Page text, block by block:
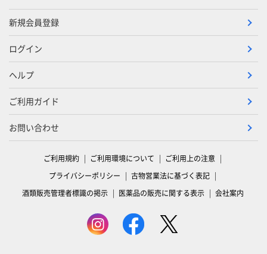
新規会員登録
ログイン
ヘルプ
ご利用ガイド
お問い合わせ
ご利用規約 ご利用環境について
ご利用上の注意
プライバシーポリシー
古物営業法に基づく表記
酒類販売管理者標識の掲示
医薬品の販売に関する表示 会社案内